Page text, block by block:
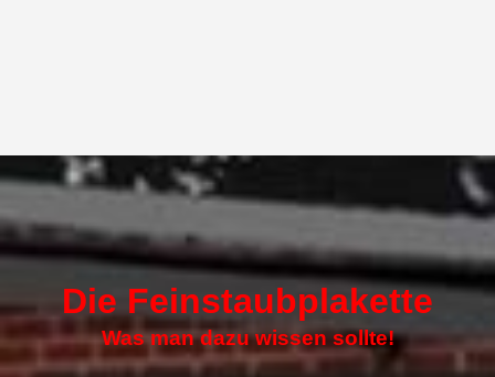
Die Feinstaubplakette
Was man dazu wissen sollte!